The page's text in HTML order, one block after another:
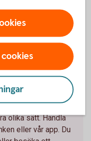
och kom igång.
olika sätt. Handla
eller vår app. Du